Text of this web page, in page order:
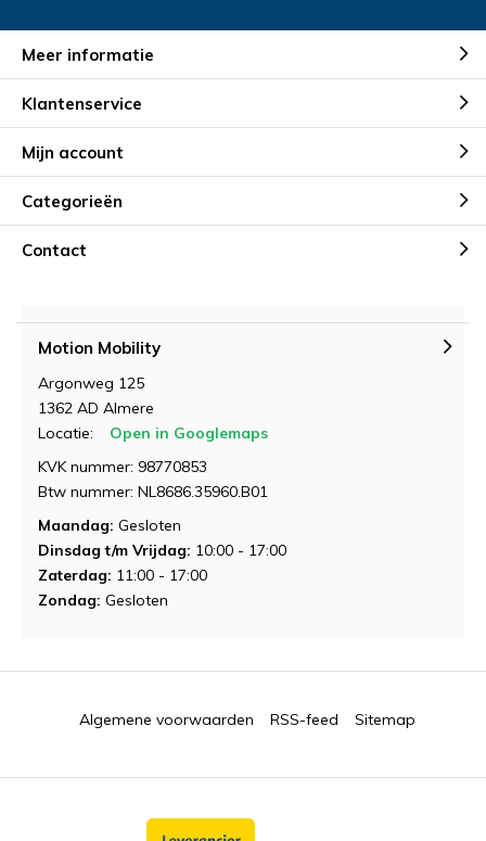
Meer informatie
Klantenservice
Mijn account
Categorieën
Contact
Motion Mobility
Argonweg 125
1362 AD Almere
Locatie:
Open in Googlemaps
KVK nummer: 98770853
Btw nummer: NL8686.35960.B01
Maandag: Gesloten
Dinsdag t/m Vrijdag: 10:00 - 17:00
Zaterdag: 11:00 - 17:00
Zondag: Gesloten
Algemene voorwaarden RSS-feed Sitemap